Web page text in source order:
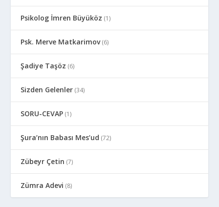
Psikolog İmren Büyüköz (1)
Psk. Merve Matkarimov(6)
Şadiye Taşöz (6)
Sizden Gelenler (34)
SORU-CEVAP (1)
Şura’nın Babası Mes’ud (72)
Zübeyr Çetin (7)
Zümra Adevi (8)